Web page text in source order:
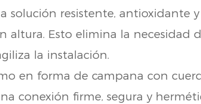
solución resistente, antioxidante
altura. Esto elimina la necesidad
la instalación.
en forma de campana con
conexión firme, segura y